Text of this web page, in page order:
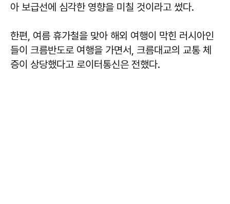
아 보급선에 심각한 영향을 미칠 것이라고 썼다.
한편, 여름 휴가철을 맞아 해외 여행이 막힌 러시아인
들이 크름반도로 여행을 가면서, 크름대교의 교통 체
증이 상당했다고 로이터통신은 전했다.